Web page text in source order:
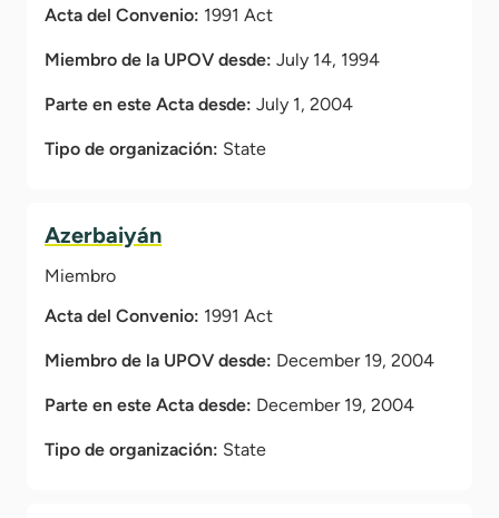
Acta del Convenio: 1991 Act
Miembro de la UPOV desde: July 14, 1994
Parte en este Acta desde: July 1, 2004
Tipo de organización: State
Azerbaiyán
Miembro
Acta del Convenio: 1991 Act
Miembro de la UPOV desde: December 19, 2004
Parte en este Acta desde: December 19, 2004
Tipo de organización: State